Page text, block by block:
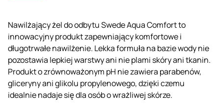
Nawilżający żel do odbytu Swede Aqua Comfort to
innowacyjny produkt zapewniający komfortowe i
długotrwałe nawilżenie. Lekka formuła na bazie wody nie
pozostawia lepkiej warstwy ani nie plami skóry ani tkanin.
Produkt o zrównoważonym pH nie zawiera parabenów,
gliceryny ani glikolu propylenowego, dzięki czemu
idealnie nadaje się dla osób o wrażliwej skórze.